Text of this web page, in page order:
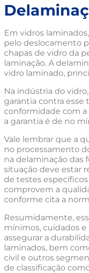
Em vidros
pelo deslocamento
chapas de vidro da
laminação. A
vidro laminado,
Na indústria do
garantia contra esse
conformidade com
a garantia é de no
Vale lembrar que a
no processamento
na delaminação das
situação deve estar
de testes
comprovem a
conforme cita a
Resumidamente,
mínimos, cuidados
assegurar a
laminados, bem
civil e outros
de classificação